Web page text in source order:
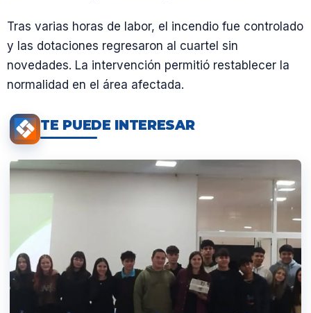
Tras varias horas de labor, el incendio fue controlado
y las dotaciones regresaron al cuartel sin
novedades. La intervención permitió restablecer la
normalidad en el área afectada.
TE PUEDE INTERESAR